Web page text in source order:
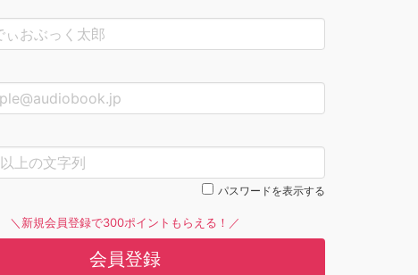
パスワードを表示する
＼新規会員登録で300ポイントもらえる！／
会員登録